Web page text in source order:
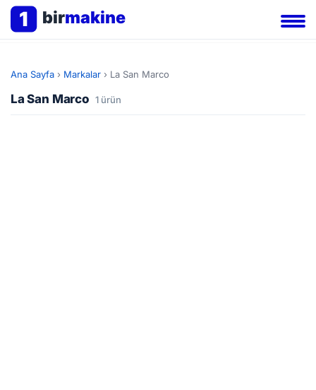
1 birmakine
Ana Sayfa › Markalar › La San Marco
La San Marco 1 ürün